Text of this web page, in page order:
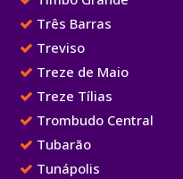
Três Barras
Treviso
Treze de Maio
Treze Tílias
Trombudo Central
Tubarão
Tunápolis